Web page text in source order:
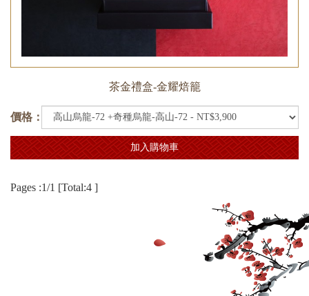
茶金禮盒-金耀焙籠
價格：
加入購物車
Pages :1/1 [Total:4 ]